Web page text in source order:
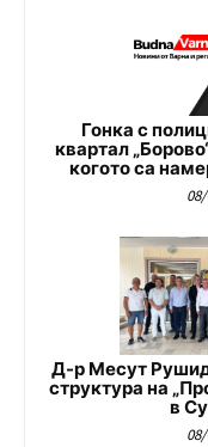
Гонка с
квартал
когото са
Д-р Месут
структура на
в